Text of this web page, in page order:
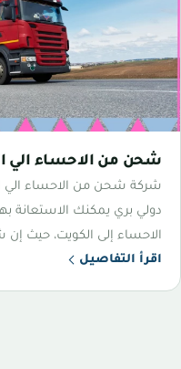
شحن من الاحساء الي
شركة شحن من الاحساء الي
دولي بري يمكنك الاستعانة
الاحساء إلى الكويت، حيث إن
اقرأ التفاصيل